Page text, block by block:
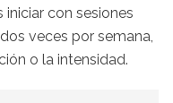
iniciar con sesiones
veces por semana,
o la intensidad.